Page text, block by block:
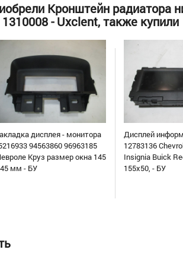
Кронштейн радиатора
- Uxclent, также купили
дисплея - монитора
94563860 96963185
Круз размер окна 145
мм - БУ
Дисплей
12783136
Insignia Buick
155х50, - БУ